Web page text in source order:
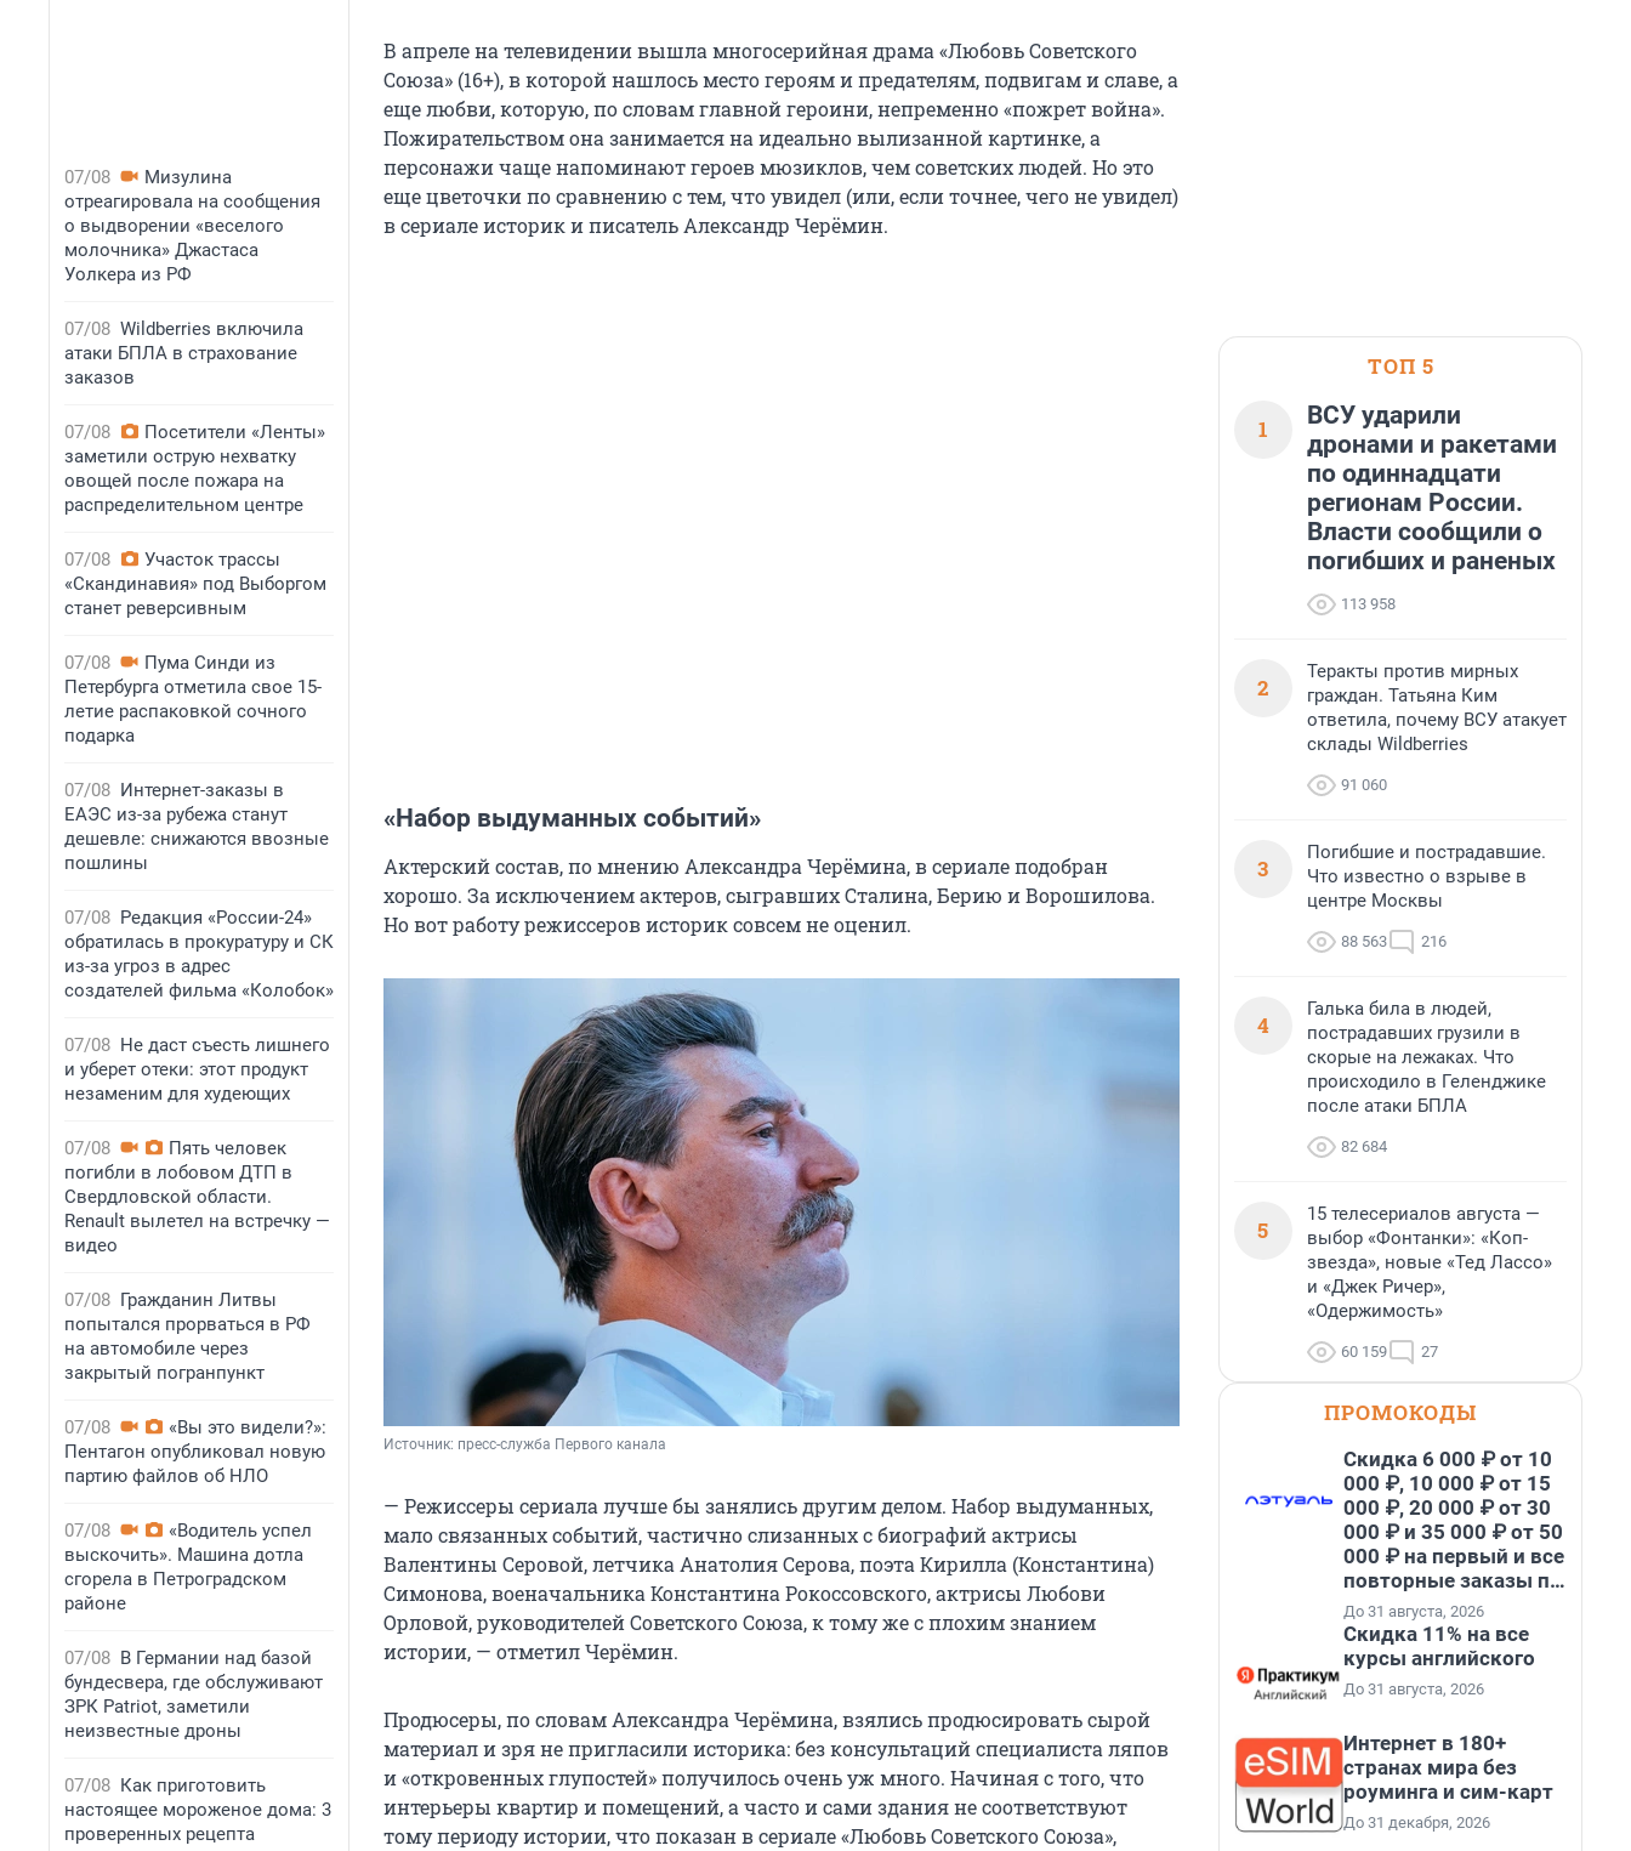
07/08
Мизулина
отреагировала на сообщения
о выдворении «веселого
молочника» Джастаса
Уолкера из РФ
07/08 Wildberries включила
атаки БПЛА в страхование
заказов
07/08
Посетители «Ленты»
заметили острую нехватку
овощей после пожара на
распределительном центре
07/08
Участок трассы
«Скандинавия» под Выборгом
станет реверсивным
07/08
Пума Синди из
Петербурга отметила свое 15-
летие распаковкой сочного
подарка
07/08 Интернет-заказы в
ЕАЭС из-за рубежа станут
дешевле: снижаются ввозные
пошлины
07/08 Редакция «России-24»
обратилась в прокуратуру и СК
из-за угроз в адрес
создателей фильма «Колобок»
07/08 Не даст съесть лишнего
и уберет отеки: этот продукт
незаменим для худеющих
07/08
Пять человек
погибли в лобовом ДТП в
Свердловской области.
Renault вылетел на встречку —
видео
07/08 Гражданин Литвы
попытался прорваться в РФ
на автомобиле через
закрытый погранпункт
07/08
«Вы это видели?»:
Пентагон опубликовал новую
партию файлов об НЛО
07/08
«Водитель успел
выскочить». Машина дотла
сгорела в Петроградском
районе
07/08 В Германии над базой
бундесвера, где обслуживают
ЗРК Patriot, заметили
неизвестные дроны
07/08 Как приготовить
настоящее мороженое дома: 3
проверенных рецепта
В апреле на телевидении вышла многосерийная драма «Любовь Советского
Союза» (16+), в которой нашлось место героям и предателям, подвигам и славе, а
еще любви, которую, по словам главной героини, непременно «пожрет война».
Пожирательством она занимается на идеально вылизанной картинке, а
персонажи чаще напоминают героев мюзиклов, чем советских людей. Но это
еще цветочки по сравнению с тем, что увидел (или, если точнее, чего не увидел)
в сериале историк и писатель Александр Черёмин.
«Набор выдуманных событий»
Актерский состав, по мнению Александра Черёмина, в сериале подобран
хорошо. За исключением актеров, сыгравших Сталина, Берию и Ворошилова.
Но вот работу режиссеров историк совсем не оценил.
Источник: пресс-служба Первого канала
— Режиссеры сериала лучше бы занялись другим делом. Набор выдуманных,
мало связанных событий, частично слизанных с биографий актрисы
Валентины Серовой, летчика Анатолия Серова, поэта Кирилла (Константина)
Симонова, военачальника Константина Рокоссовского, актрисы Любови
Орловой, руководителей Советского Союза, к тому же с плохим знанием
истории, — отметил Черёмин.
Продюсеры, по словам Александра Черёмина, взялись продюсировать сырой
материал и зря не пригласили историка: без консультаций специалиста ляпов
и «откровенных глупостей» получилось очень уж много. Начиная с того, что
интерьеры квартир и помещений, а часто и сами здания не соответствуют
тому периоду истории, что показан в сериале «Любовь Советского Союза»,
ТОП 5
1
ВСУ ударили
дронами и ракетами
по одиннадцати
регионам России.
Власти сообщили о
погибших и раненых
113 958
2
Теракты против мирных
граждан. Татьяна Ким
ответила, почему ВСУ атакует
склады Wildberries
91 060
3
Погибшие и пострадавшие.
Что известно о взрыве в
центре Москвы
88 563 216
4
Галька била в людей,
пострадавших грузили в
скорые на лежаках. Что
происходило в Геленджике
после атаки БПЛА
82 684
5
15 телесериалов августа —
выбор «Фонтанки»: «Коп-
звезда», новые «Тед Лассо»
и «Джек Ричер»,
«Одержимость»
60 159 27
ПРОМОКОДЫ
Скидка 6 000 ₽ от 10
000 ₽, 10 000 ₽ от 15
000 ₽, 20 000 ₽ от 30
000 ₽ и 35 000 ₽ от 50
000 ₽ на первый и все
повторные заказы по
промокоду НАБЕРИ
До 31 августа, 2026
Скидка 11% на все
курсы английского
До 31 августа, 2026
Интернет в 180+
странах мира без
роуминга и сим-карт
До 31 декабря, 2026